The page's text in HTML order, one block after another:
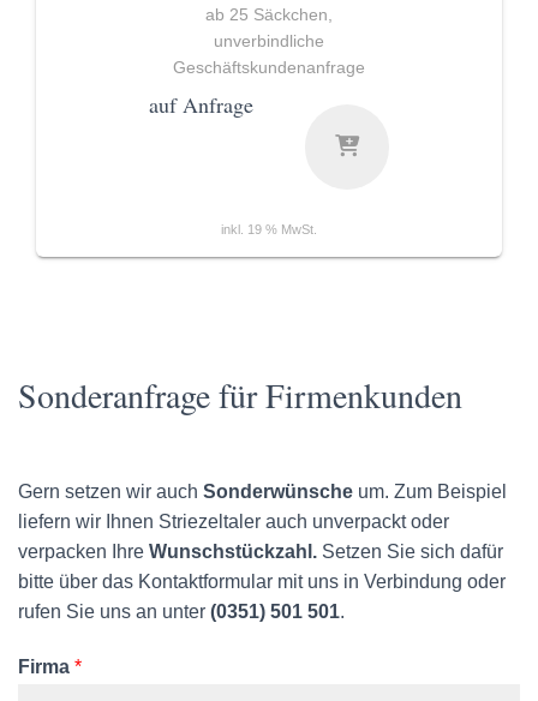
ab 25 Säckchen,
unverbindliche
Geschäftskundenanfrage
auf Anfrage
inkl. 19 % MwSt.
Sonderanfrage für Firmenkunden
Gern setzen wir auch Sonderwünsche um. Zum Beispiel
liefern wir Ihnen Striezeltaler auch unverpackt oder
verpacken Ihre Wunschstückzahl. Setzen Sie sich dafür
bitte über das Kontaktformular mit uns in Verbindung oder
rufen Sie uns an unter (0351) 501 501.
Firma *